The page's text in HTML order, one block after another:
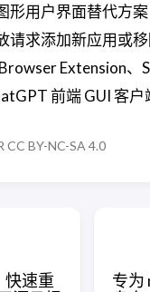
形用户界面替代方案
请求添加新应用或
Extension
前端 GUI 客户
CC BY-NC-SA 4.0
快速重
专为